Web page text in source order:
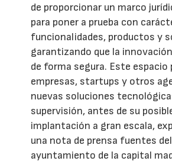
de proporcionar un marco
para poner a prueba con
funcionalidades, productos y
garantizando que la
de forma segura. Este espacio
empresas, startups y otros
nuevas soluciones
supervisión, antes de su
implantación a gran escala,
una nota de prensa fuentes del
ayuntamiento de la capital